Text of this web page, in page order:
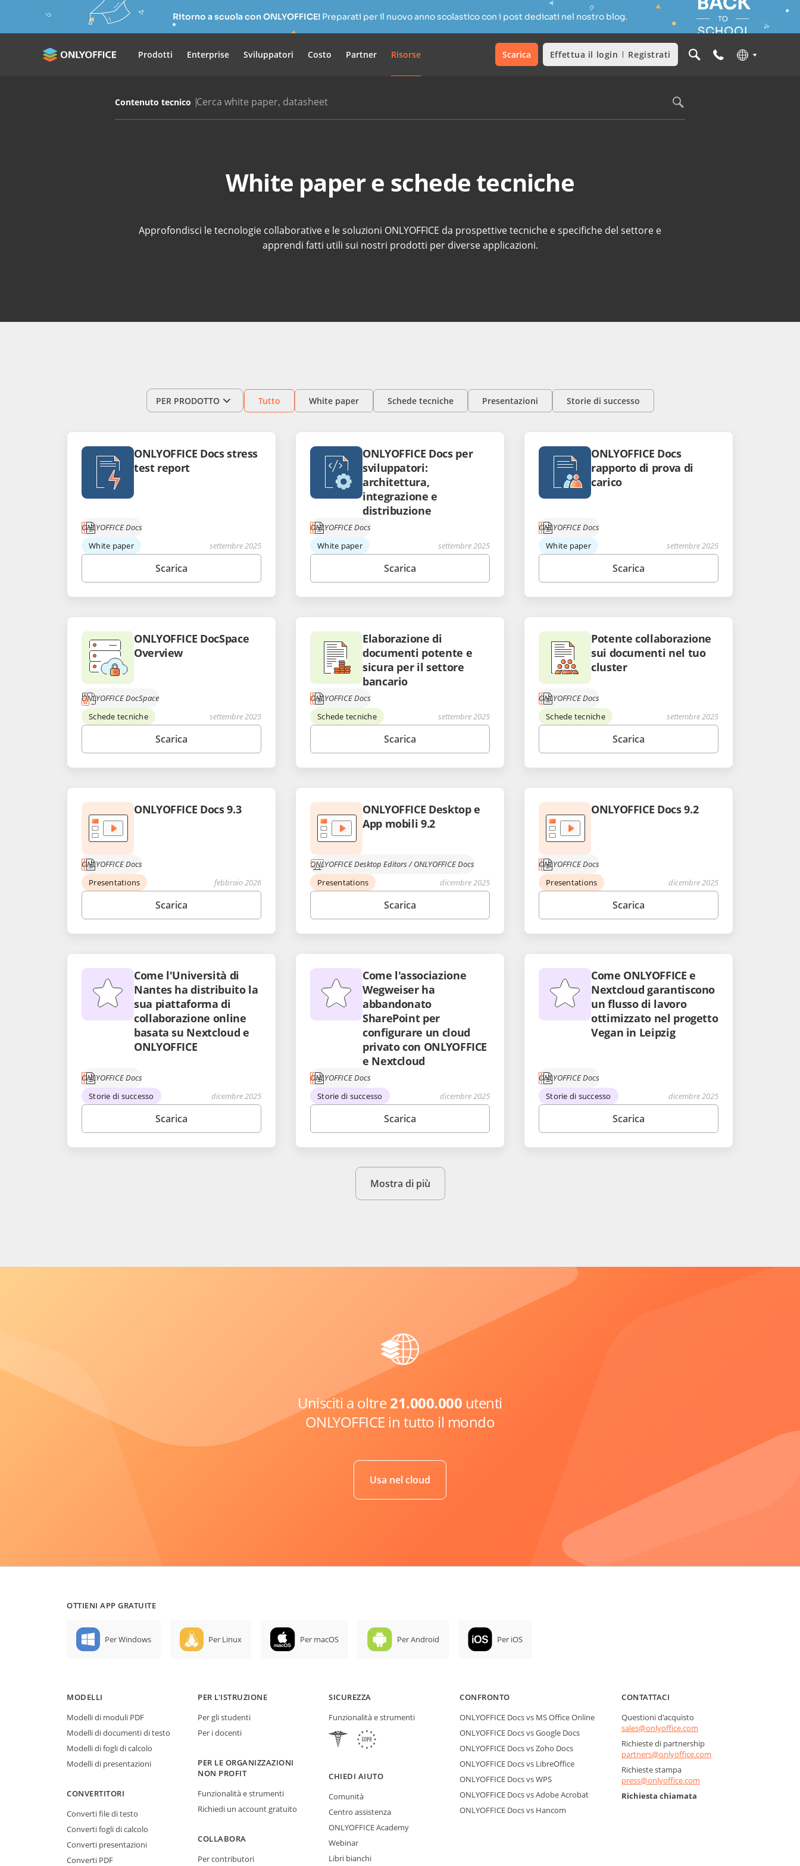
Ritorno a scuola con ONLYOFFICE! Preparati per il nuovo anno scolastico con i post dedicati nel nostro blog.
Prodotti Enterprise Sviluppatori Costo Partner Risorse Scarica Effettua il login Registrati
Contenuto tecnico Cerca white paper, datasheet
White paper e schede tecniche
Approfondisci le tecnologie collaborative e le soluzioni ONLYOFFICE da prospettive tecniche e specifiche del settore e
apprendi fatti utili sui nostri prodotti per diverse applicazioni.
PER PRODOTTO Tutto White paper Schede tecniche Presentazioni Storie di successo
ONLYOFFICE Docs stress
test report
ONLYOFFICE Docs
White paper
settembre 2025
Scarica
ONLYOFFICE Docs per
sviluppatori:
architettura,
integrazione e
distribuzione
ONLYOFFICE Docs
White paper
settembre 2025
Scarica
ONLYOFFICE Docs
rapporto di prova di
carico
ONLYOFFICE Docs
White paper
settembre 2025
Scarica
ONLYOFFICE DocSpace
Overview
ONLYOFFICE DocSpace
Schede tecniche
settembre 2025
Scarica
Elaborazione di
documenti potente e
sicura per il settore
bancario
ONLYOFFICE Docs
Schede tecniche
settembre 2025
Scarica
Potente collaborazione
sui documenti nel tuo
cluster
ONLYOFFICE Docs
Schede tecniche
settembre 2025
Scarica
ONLYOFFICE Docs 9.3
ONLYOFFICE Docs
Presentations
febbraio 2026
Scarica
ONLYOFFICE Desktop e
App mobili 9.2
ONLYOFFICE Desktop Editors/ONLYOFFICE Docs
Presentations
dicembre 2025
Scarica
ONLYOFFICE Docs 9.2
ONLYOFFICE Docs
Presentations
dicembre 2025
Scarica
Come l'Università di
Nantes ha distribuito la
sua piattaforma di
collaborazione online
basata su Nextcloud e
ONLYOFFICE
ONLYOFFICE Docs
Storie di successo
dicembre 2025
Scarica
Come l'associazione
Wegweiser ha
abbandonato
SharePoint per
configurare un cloud
privato con ONLYOFFICE
e Nextcloud
ONLYOFFICE Docs
Storie di successo
dicembre 2025
Scarica
Come ONLYOFFICE e
Nextcloud garantiscono
un flusso di lavoro
ottimizzato nel progetto
Vegan in Leipzig
ONLYOFFICE Docs
Storie di successo
dicembre 2025
Scarica
Mostra di più
Unisciti a oltre21.000.000 utenti
ONLYOFFICE in tutto il mondo
Usa nel cloud
OTTIENI APP GRATUITE
Per Windows Per Linux Per macOS Per Android Per iOS
MODELLI
Modelli di moduli PDF
Modelli di documenti di testo
Modelli di fogli di calcolo
Modelli di presentazioni
CONVERTITORI
Converti file di testo
Converti fogli di calcolo
Converti presentazioni
Converti PDF
PER L'ISTRUZIONE
Per gli studenti
Per i docenti
PER LE ORGANIZZAZIONI
NON PROFIT
Funzionalità e strumenti
Richiedi un account gratuito
COLLABORA
Per contributori
SICUREZZA
Funzionalità e strumenti
CHIEDI AIUTO
Comunità
Centro assistenza
ONLYOFFICE Academy
Webinar
Libri bianchi
CONFRONTO
ONLYOFFICE Docs vs MS Office Online
ONLYOFFICE Docs vs Google Docs
ONLYOFFICE Docs vs Zoho Docs
ONLYOFFICE Docs vs LibreOffice
ONLYOFFICE Docs vs WPS
ONLYOFFICE Docs vs Adobe Acrobat
ONLYOFFICE Docs vs Hancom
CONTATTACI
Questioni d'acquisto
sales@onlyoffice.com
Richieste di partnership
partners@onlyoffice.com
Richieste stampa
press@onlyoffice.com
Richiesta chiamata